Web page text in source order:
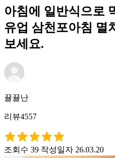
아침에 일반식으로
유업 삼천포아침 멸
보세요.
뀰뀰난
리뷰4557
조회수 39 작성일자 26.03.20